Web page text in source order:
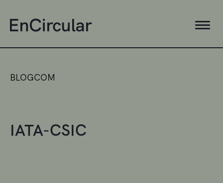
BLOGCOM
IATA-CSIC